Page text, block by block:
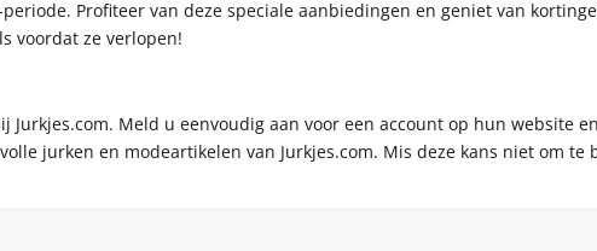
Profiteer van deze speciale aanbiedingen en geniet van
voordat ze verlopen!
Jurkjes.com. Meld u eenvoudig aan voor een account op hun website
jurken en modeartikelen van Jurkjes.com. Mis deze kans niet om te